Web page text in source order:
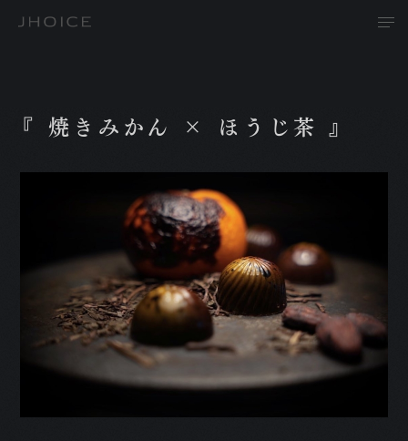
『 焼きみかん × ほうじ茶 』